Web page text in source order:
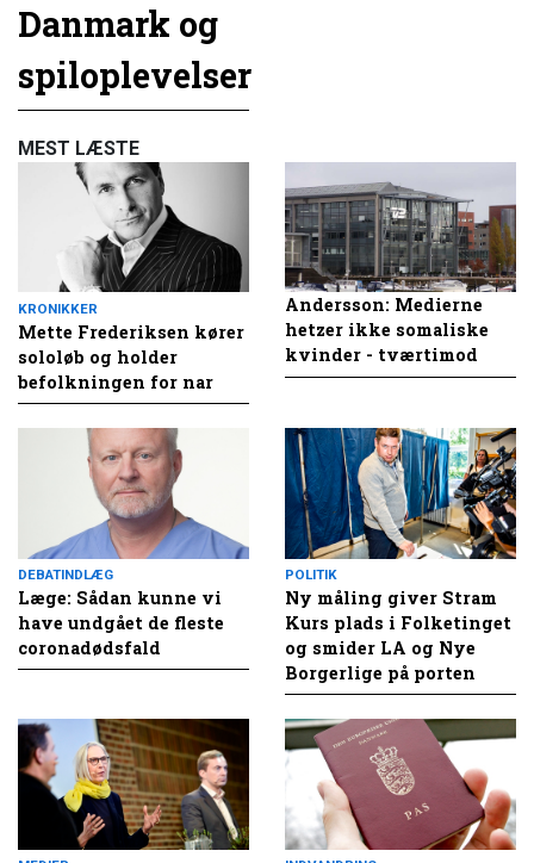
Danmark og
spiloplevelser
MEST LÆSTE
KRONIKKER
Mette Frederiksen kører
sololøb og holder
befolkningen for nar
Andersson: Medierne
hetzer ikke somaliske
kvinder - tværtimod
DEBATINDLÆG
Læge: Sådan kunne vi
have undgået de fleste
coronadødsfald
POLITIK
Ny måling giver Stram
Kurs plads i Folketinget
og smider LA og Nye
Borgerlige på porten